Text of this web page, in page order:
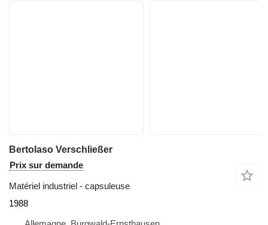
Bertolaso Verschließer
Prix sur demande
Matériel industriel - capsuleuse
1988